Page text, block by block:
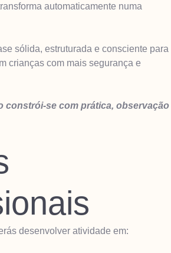
automaticamente numa
sólida, estruturada e consciente para
crianças com mais segurança e
constrói-se com prática, observação
desenvolver atividade em: